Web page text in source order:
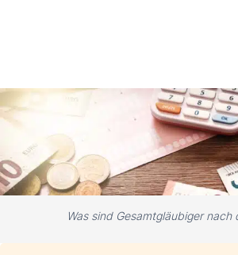
Was sind Gesamtgläubiger nach